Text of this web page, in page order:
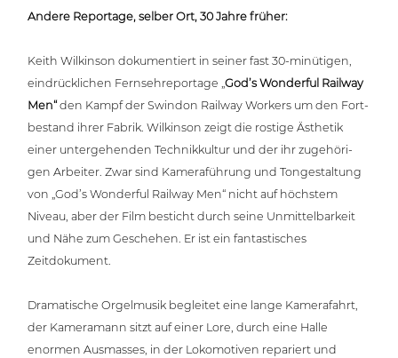
Andere Reportage, selber Ort, 30 Jahre früher:
Keith Wilkinson doku­men­tiert in seiner fast 30-minütigen,
ein­drück­li­chen Fern­seh­re­por­ta­ge „God’s Wonderful Railway
Men“den Kampf der Swindon Railway Workers um den Fort­
be­stand ihrer Fabrik. Wilkinson zeigt die rostige Ästhetik
einer unter­ge­hen­den Tech­nik­kul­tur und der ihr zuge­hö­ri­
gen Arbeiter. Zwar sind Kame­ra­füh­rung und Ton­ge­stal­tung
von „God’s Wonderful Railway Men“ nicht auf höchstem
Niveau, aber der Film besticht durch seine Unmit­tel­bar­keit
und Nähe zum Geschehen. Er ist ein fan­tas­ti­sches
Zeitdokument.
Dra­ma­ti­sche Orgel­mu­sik begleitet eine lange Kame­ra­fahrt,
der Kame­ra­mann sitzt auf einer Lore, durch eine Halle
enormen Ausmasses, in der Loko­mo­ti­ven repariert und